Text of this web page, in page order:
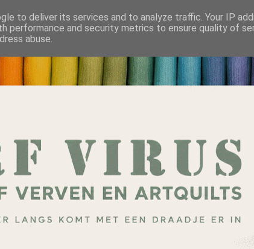
to deliver its services and to analyze traffic. Your IP
performance and security metrics to ensure quality of
abuse.